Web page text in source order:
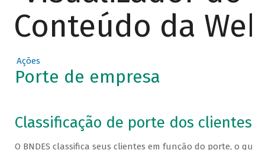
Conteúdo da Web
Ações
Porte de empresa
Veja a classificação a seguir
Classificação de porte dos clientes
O BNDES classifica seus clientes em função do porte, o que